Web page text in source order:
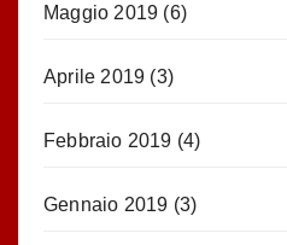
Maggio 2019 (6)
Aprile 2019 (3)
Febbraio 2019 (4)
Gennaio 2019 (3)